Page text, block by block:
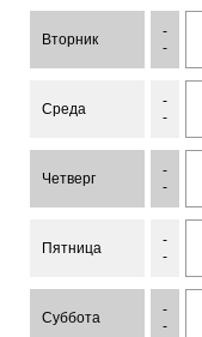
Вторник
-
-
Среда
-
-
Четверг
-
-
Пятница
-
-
Суббота
-
-